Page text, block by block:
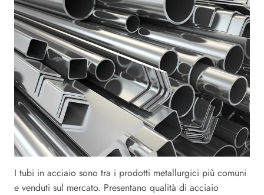
I tubi in acciaio sono tra i prodotti metallurgici più comuni
e venduti sul mercato. Presentano qualità di acciaio